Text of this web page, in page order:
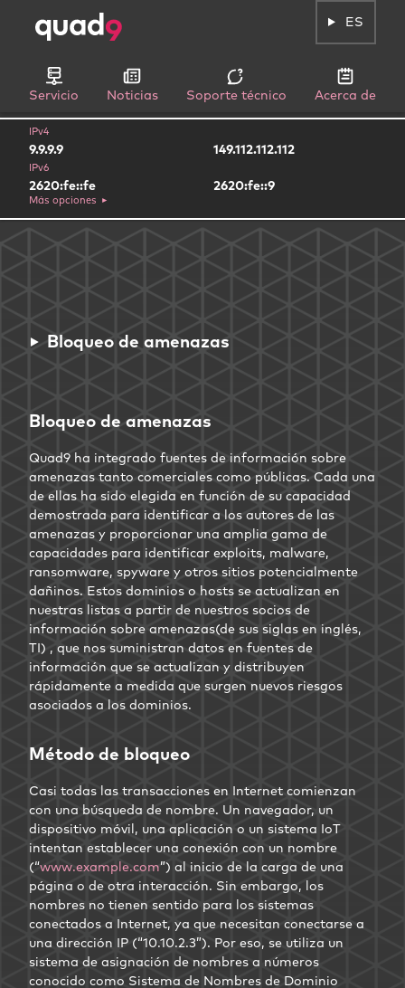
Servicio Noticias Soporte técnico Acerca de
ES
IPv4
9.9.9.9 149.112.112.112
IPv6
2620:fe::fe 2620:fe::9
Más opciones
Bloqueo de amenazas
Bloqueo de amenazas
Quad9 ha integrado fuentes de información sobre
amenazas tanto comerciales como públicas. Cada una
de ellas ha sido elegida en función de su capacidad
demostrada para identificar a los autores de las
amenazas y proporcionar una amplia gama de
capacidades para identificar exploits, malware,
ransomware, spyware y otros sitios potencialmente
dañinos. Estos dominios o hosts se actualizan en
nuestras listas a partir de nuestros socios de
información sobre amenazas(de sus siglas en inglés,
TI) , que nos suministran datos en fuentes de
información que se actualizan y distribuyen
rápidamente a medida que surgen nuevos riesgos
asociados a los dominios.
Método de bloqueo
Casi todas las transacciones en Internet comienzan
con una búsqueda de nombre. Un navegador, un
dispositivo móvil, una aplicación o un sistema IoT
intentan establecer una conexión con un nombre
(“www.example.com”) al inicio de la carga de una
página o de otra interacción. Sin embargo, los
nombres no tienen sentido para los sistemas
conectados a Internet, ya que necesitan conectarse a
una dirección IP (“10.10.2.3”). Por eso, se utiliza un
sistema de asignación de nombres a números
conocido como Sistema de Nombres de Dominio